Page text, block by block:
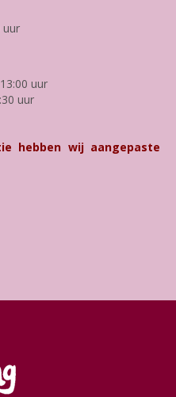
uur
uur
uur
hebben wij aangepaste